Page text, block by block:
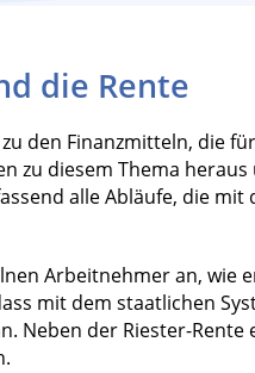
die Rente
den Finanzmitteln, die
zu diesem Thema heraus
alle Abläufe, die mit
Arbeitnehmer an, wie
mit dem staatlichen
Neben der Riester-Rente
Heimarbeit